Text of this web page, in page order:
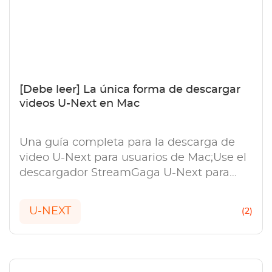
[Debe leer] La única forma de descargar
videos U-Next en Mac
Una guía completa para la descarga de
video U-Next para usuarios de Mac;Use el
descargador StreamGaga U-Next para
U-NEXT (2)